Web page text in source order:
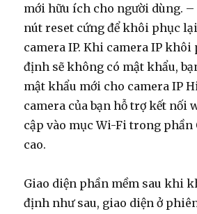
mới hữu ích cho người dùng. –
nút reset cứng để khôi phục
camera IP. Khi camera IP khôi
định sẽ không có mật khẩu,
mật khẩu mới cho camera IP
camera của bạn hỗ trợ kết nối
cập vào mục Wi-Fi trong phần
cao.
Giao diện phần mềm sau khi
định như sau, giao diện ở